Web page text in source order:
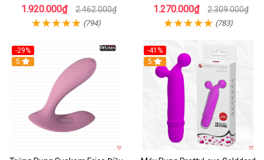
thích
1.920.000₫ 2.462.000₫
(794)
1.270.000₫ 2.309.000₫
(783)
-29%
Hot
5
-41%
Hot
5